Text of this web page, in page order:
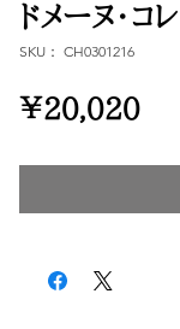
ドメーヌ・
SKU： CH0301216
￥20,020価